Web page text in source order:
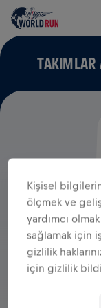
TAKIMLAR
Kişisel
ölçmek ve
yardımcı
sağlamak için
gizlilik
için gizlilik